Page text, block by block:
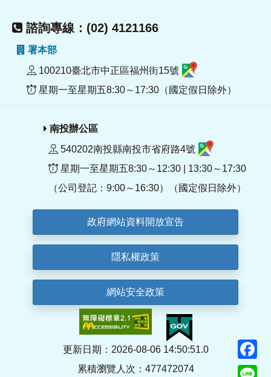
諮詢專線：(02) 4121166
署本部
100210臺北市中正區福州街15號
星期一至星期五8:30～17:30（國定假日除外）
南投辦公區
540202南投縣南投市省府路4號
星期一至星期五8:30～12:30 | 13:30～17:30
（公司登記：9:00～16:30）（國定假日除外）
政府網站資料開放宣告
隱私權政策
網站安全政策
更新日期：2026-08-06 14:50:51.0
累積瀏覽人次：477472074